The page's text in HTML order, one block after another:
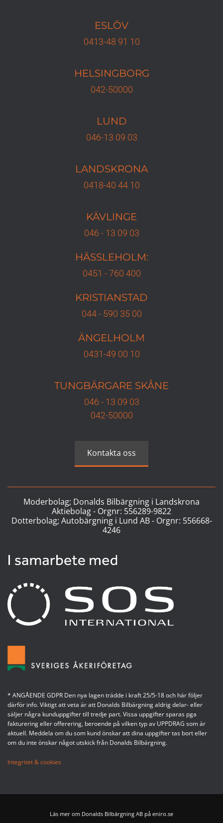
ESLÖV
0413-48 91 10
HELSINGBORG
042-50000
LUND
046-13 09 03
LANDSKRONA
0418-40 44 10
KÄVLINGE
046 - 13 09 03
HÄSSLEHOLM:
0451 - 760 400
KRISTIANSTAD
044 - 590 35 00
ÄNGELHOLM
0431-49 00 10
TUNGBÄRGARE SKÅNE
046 - 13 09 03
042-50000
Kontakta oss
Moderbolag; Donalds Bilbärgning i Landskrona
Aktiebolag - Orgnr: 556289-9822
Dotterbolag; Autobärgning i Lund AB - Orgnr: 556668-
4246
* ANGÅENDE GDPR Den nya lagen trädde i kraft 25/5-18 och här följer
därför info. Viktigt att veta är att Donalds Bilbärgning aldrig delar- eller
säljer några kunduppgifter till tredje part. Vissa uppgifter sparas pga
fakturering eller offerering, beroende på vilken typ av UPPDRAG som är
aktuell. Meddela om du som kund önskar att dina uppgifter tas bort eller
om du inte önskar något utskick från Donalds Bilbärgning.
Integritet & cookies
Läs mer om Donalds Bilbärgning AB på eniro.se